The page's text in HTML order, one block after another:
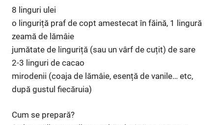
8 linguri ulei
o linguriță praf de copt amestecat în făină, 1 lingură
zeamă de lămâie
jumătate de linguriță (sau un vârf de cuțit) de sare
2-3 linguri de cacao
mirodenii (coaja de lămâie, esență de vanile… etc,
după gustul fiecăruia)
Cum se prepară?